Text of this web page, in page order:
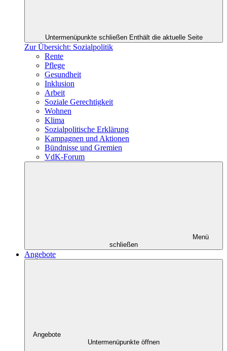
Untermenüpunkte schließen Enthält die aktuelle Seite
Zur Übersicht: Sozialpolitik
Rente
Pflege
Gesundheit
Inklusion
Arbeit
Soziale Gerechtigkeit
Wohnen
Klima
Sozialpolitische Erklärung
Kampagnen und Aktionen
Bündnisse und Gremien
VdK-Forum
Menü
schließen
Angebote
Angebote
Untermenüpunkte öffnen